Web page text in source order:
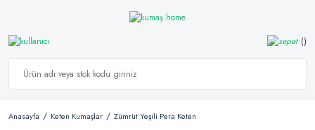
Anasayfa Keten Kumaşlar Zümrüt Yeşili Pera Keten